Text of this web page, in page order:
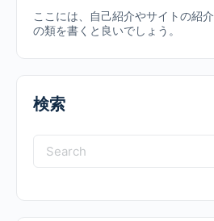
ここには、自己紹介やサイトの紹
の類を書くと良いでしょう。
検索
Search
for: